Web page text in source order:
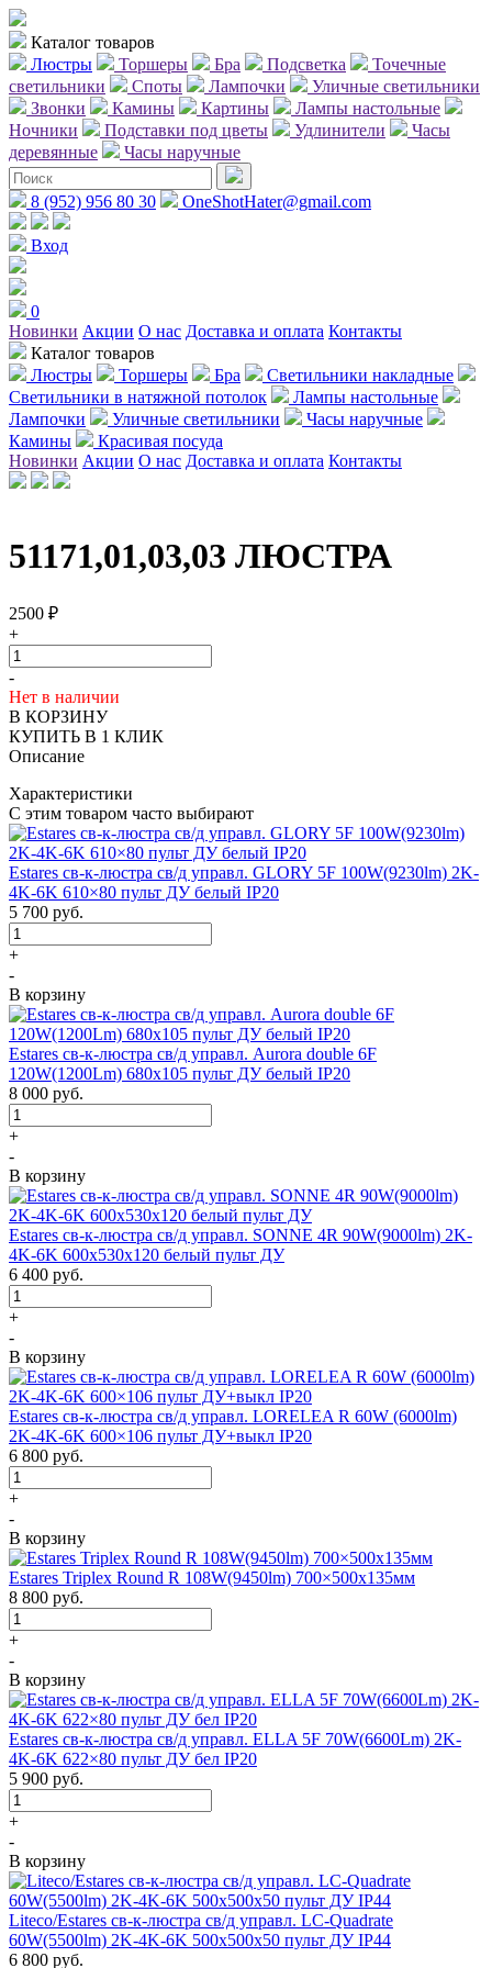
Каталог товаров
Люстры
Торшеры Бра Подсветка
Точечные
светильники
Споты Лампочки
Уличные светильники
Звонки
Камины Картины
Лампы настольные
Ночники
Подставки под цветы Удлинители
Часы
деревянные
Часы наручные
8 (952) 956 80 30 OneShotHater@gmail.com
Вход
0
Новинки Акции О нас Доставка и оплата Контакты
Каталог товаров
Люстры
Торшеры Бра
Светильники накладные
Светильники в натяжной потолок
Лампы настольные
Лампочки
Уличные светильники
Часы наручные
Камины
Красивая посуда
Новинки Акции О нас Доставка и оплата Контакты
51171,01,03,03 ЛЮСТРА
2500 ₽
+
-
Нет в наличии
В КОРЗИНУ
КУПИТЬ В 1 КЛИК
Описание
Характеристики
С этим товаром часто выбирают
Estares св-к-люстра св/д управл. GLORY 5F 100W(9230lm) 2K-
4K-6K 610×80 пульт ДУ белый IP20
5 700 руб.
+
-
В корзину
Estares св-к-люстра св/д управл. Aurora double 6F
120W(1200Lm) 680х105 пульт ДУ белый IP20
8 000 руб.
+
-
В корзину
Estares св-к-люстра св/д управл. SONNE 4R 90W(9000lm) 2K-
4K-6K 600x530x120 белый пульт ДУ
6 400 руб.
+
-
В корзину
Estares св-к-люстра св/д управл. LORELEA R 60W (6000lm)
2K-4K-6K 600×106 пульт ДУ+выкл IP20
6 800 руб.
+
-
В корзину
Estares Triplex Round R 108W(9450lm) 700×500х135мм
8 800 руб.
+
-
В корзину
Estares св-к-люстра св/д управл. ELLA 5F 70W(6600Lm) 2K-
4K-6K 622×80 пульт ДУ бел IP20
5 900 руб.
+
-
В корзину
Liteco/Estares св-к-люстра св/д управл. LC-Quadrate
60W(5500lm) 2K-4K-6K 500x500x50 пульт ДУ IP44
6 800 руб.